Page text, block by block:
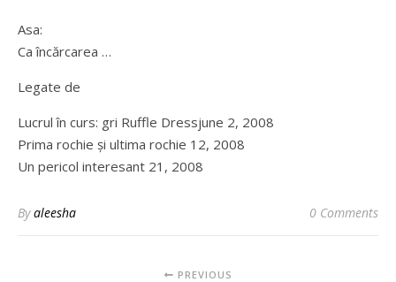
Asa:
Ca încărcarea …
Legate de
Lucrul în curs: gri Ruffle Dressjune 2, 2008
Prima rochie și ultima rochie 12, 2008
Un pericol interesant 21, 2008
Byaleesha 0 Comments
PREVIOUS